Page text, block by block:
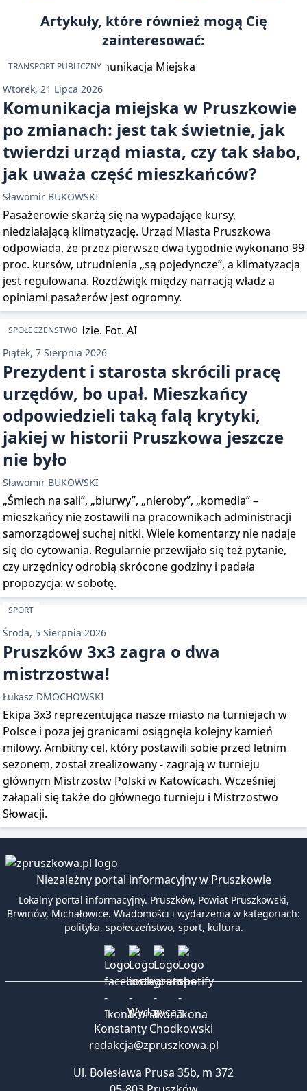
Artykuły, które również mogą Cię
zainteresować:
TRANSPORT PUBLICZNY
Wtorek, 21 Lipca 2026
Komunikacja miejska w Pruszkowie
po zmianach: jest tak świetnie, jak
twierdzi urząd miasta, czy tak słabo,
jak uważa część mieszkańców?
Sławomir BUKOWSKI
Pasażerowie skarżą się na wypadające kursy,
niedziałającą klimatyzację. Urząd Miasta Pruszkowa
odpowiada, że przez pierwsze dwa tygodnie wykonano 99
proc. kursów, utrudnienia „są pojedyncze”, a klimatyzacja
jest regulowana. Rozdźwięk między narracją władz a
opiniami pasażerów jest ogromny.
SPOŁECZEŃSTWO
Piątek, 7 Sierpnia 2026
Prezydent i starosta skrócili pracę
urzędów, bo upał. Mieszkańcy
odpowiedzieli taką falą krytyki,
jakiej w historii Pruszkowa jeszcze
nie było
Sławomir BUKOWSKI
„Śmiech na sali”, „biurwy”, „nieroby”, „komedia” –
mieszkańcy nie zostawili na pracownikach administracji
samorządowej suchej nitki. Wiele komentarzy nie nadaje
się do cytowania. Regularnie przewijało się też pytanie,
czy urzędnicy odrobią skrócone godziny i padała
propozycja: w sobotę.
SPORT
Środa, 5 Sierpnia 2026
Pruszków 3x3 zagra o dwa
mistrzostwa!
Łukasz DMOCHOWSKI
Ekipa 3x3 reprezentująca nasze miasto na turniejach w
Polsce i poza jej granicami osiągnęła kolejny kamień
milowy. Ambitny cel, który postawili sobie przed letnim
sezonem, został zrealizowany - zagrają w turnieju
głównym Mistrzostw Polski w Katowicach. Wcześniej
załapali się także do głównego turnieju i Mistrzostwo
Słowacji.
Niezależny portal informacyjny w Pruszkowie
Lokalny portal informacyjny. Pruszków, Powiat Pruszkowski,
Brwinów, Michałowice. Wiadomości i wydarzenia w kategoriach:
polityka, społeczeństwo, sport, kultura.
Wydawca:
Konstanty Chodkowski
redakcja@zpruszkowa.pl
Ul. Bolesława Prusa 35b, m 372